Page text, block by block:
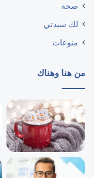
صحة
لك سيدتي
منوعات
من هنا وهناك